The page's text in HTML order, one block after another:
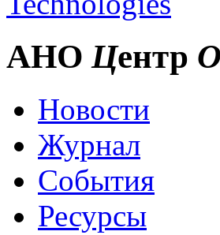
АНО Центр О
Новости
Журнал
События
Ресурсы